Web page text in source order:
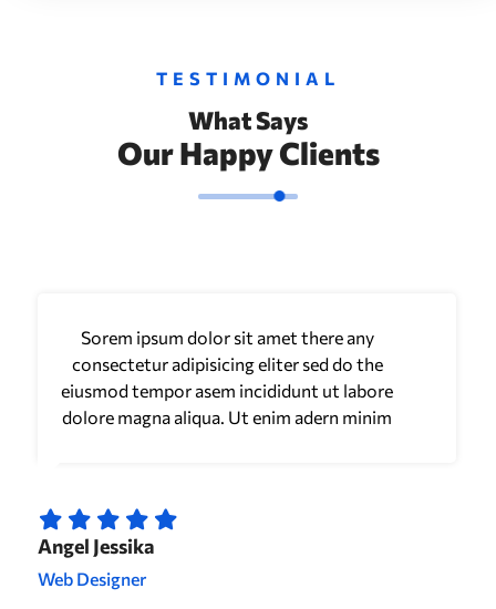
TESTIMONIAL
What Says
Our Happy Clients
Sorem ipsum dolor sit amet there any
consectetur adipisicing eliter sed do the
eiusmod tempor asem incididunt ut labore
dolore magna aliqua. Ut enim adern minim
Angel Jessika
Web Designer